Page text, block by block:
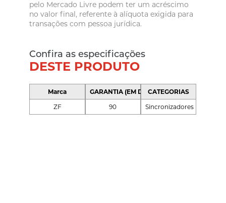
pelo Mercado Livre podem ter um acréscimo
no valor final, referente à alíquota exigida para
transações com pessoa jurídica.
Confira as especificações
DESTE PRODUTO
Marca
ZF
GARANTIA (EM DIAS)
90
CATEGORIAS
Sincronizadores